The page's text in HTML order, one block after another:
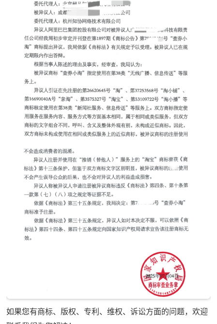
如果您有商标、版权、专利、维权、诉讼方面的问题，欢迎